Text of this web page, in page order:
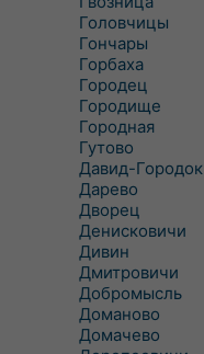
Головчицы
Гончары
Горбаха
Городец
Городище
Городная
Гутово
Давид-Городок
Дарево
Дворец
Денисковичи
Дивин
Дмитровичи
Добромысль
Доманово
Домачево